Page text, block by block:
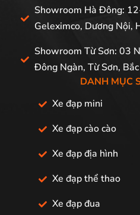
Showroom Hà Đông:
Geleximco, Dương Nội,
Showroom Từ Sơn: 03
Đông Ngàn, Từ Sơn,
DANH MỤC
Xe đạp mini
Xe đạp cào cào
Xe đạp địa hình
Xe đạp thể thao
Xe đạp đua